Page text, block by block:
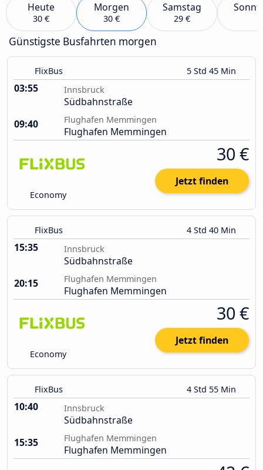
Heute
30 €
Morgen
30 €
Samstag
29 €
Günstigste Busfahrten morgen
FlixBus 5 Std 45 Min
03:55 Innsbruck
Südbahnstraße
09:40
Flughafen Memmingen
Flughafen Memmingen
Economy
30 €
Jetzt finden
FlixBus 4 Std 40 Min
15:35 Innsbruck
Südbahnstraße
20:15
Flughafen Memmingen
Flughafen Memmingen
Economy
30 €
Jetzt finden
FlixBus 4 Std 55 Min
10:40 Innsbruck
Südbahnstraße
15:35
Flughafen Memmingen
Flughafen Memmingen